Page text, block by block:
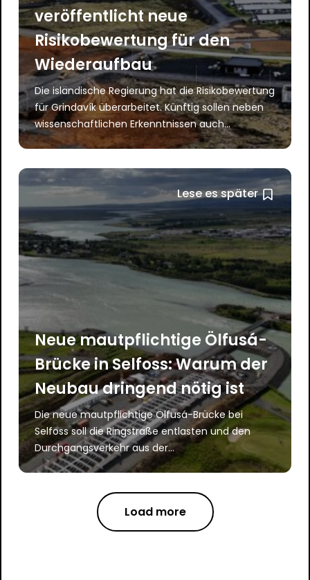
veröffentlicht neue
Risikobewertung für den
Wiederaufbau
Die isländische Regierung hat die Risikobewertung
für Grindavík überarbeitet. Künftig sollen neben
wissenschaftlichen Erkenntnissen auch...
Lese es später
Neue mautpflichtige Ölfusá-
Brücke in Selfoss: Warum der
Neubau dringend nötig ist
Die neue mautpflichtige Ölfusá-Brücke bei
Selfoss soll die Ringstraße entlasten und den
Durchgangsverkehr aus der...
Load more